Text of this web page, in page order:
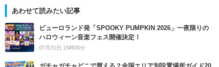
あわせて読みたい記事
ピューロランド発「SPOOKY PUMPKIN 2026」一夜限りの
ハロウィーン音楽フェス開催決定！
07月31日 15時00分